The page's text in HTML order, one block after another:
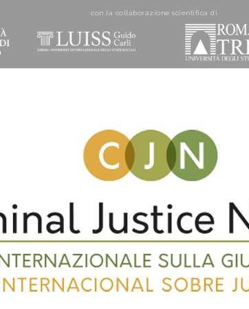
con la collaborazione scientifica di